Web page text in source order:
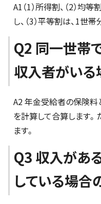
A1（1）所得割、（2）均
し、（3）平等割は、1世
Q2 同一世帯
収入者がいる
A2 年金受給者の保険
を計算して合算します。
ます。
Q3 収入があ
している場合